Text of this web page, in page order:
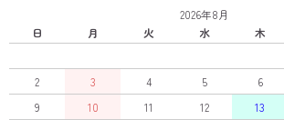
2026年8月
日
月 火 水 木
2
3 4 5 6
9
10 11 12 13